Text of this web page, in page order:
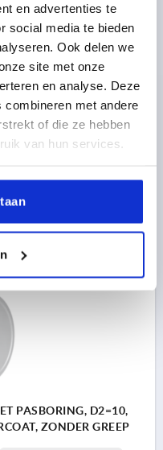
en advertenties te
social media te bieden
Ook delen we
site met onze
en analyse. Deze
combineren met andere
of die ze hebben
van hun services.
PASBORING, D2=14,
ZONDER GREEP
BUITENDIAMETER=125
D3=31
L1=18
PASBORING, D2=10,
ZONDER GREEP